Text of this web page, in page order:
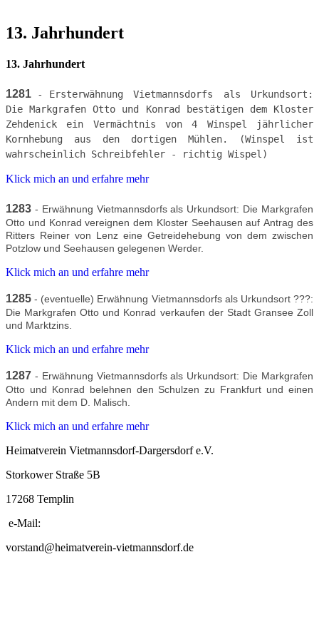
13. Jahrhundert
13. Jahrhundert
1281 - Ersterwähnung Vietmannsdorfs als Urkundsort:
Die Markgrafen Otto und Konrad bestätigen dem Kloster
Zehdenick ein Vermächtnis von 4 Winspel jährlicher
Kornhebung aus den dortigen Mühlen. (Winspel ist
wahrscheinlich Schreibfehler - richtig Wispel)
Klick mich an und erfahre mehr
1283 - Erwähnung Vietmannsdorfs als Urkundsort: Die Markgrafen
Otto und Konrad vereignen dem Kloster Seehausen auf Antrag des
Ritters Reiner von Lenz eine Getreidehebung von dem zwischen
Potzlow und Seehausen gelegenen Werder.
Klick mich an und erfahre mehr
1285 - (eventuelle) Erwähnung Vietmannsdorfs als Urkundsort ???:
Die Markgrafen Otto und Konrad verkaufen der Stadt Gransee Zoll
und Marktzins.
Klick mich an und erfahre mehr
1287 - Erwähnung Vietmannsdorfs als Urkundsort: Die Markgrafen
Otto und Konrad belehnen den Schulzen zu Frankfurt und einen
Andern mit dem D. Malisch.
Klick mich an und erfahre mehr
Heimatverein Vietmannsdorf-Dargersdorf e.V.
Storkower Straße 5B
17268 Templin
e-Mail:
vorstand@heimatverein-vietmannsdorf.de